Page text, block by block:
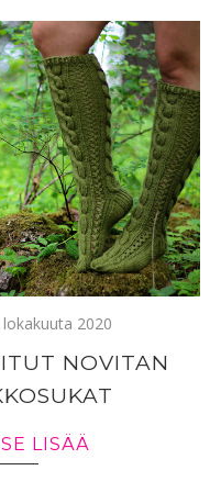
2020
NOVITAN
LISÄÄ